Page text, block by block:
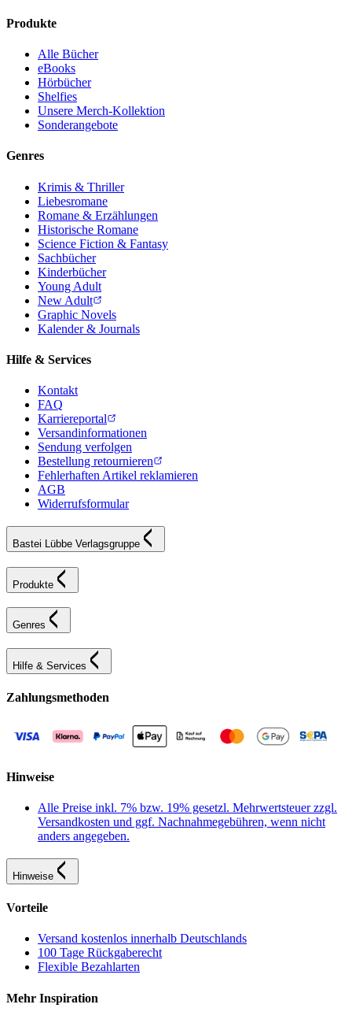
Produkte
Alle Bücher
eBooks
Hörbücher
Shelfies
Unsere Merch-Kollektion
Sonderangebote
Genres
Krimis & Thriller
Liebesromane
Romane & Erzählungen
Historische Romane
Science Fiction & Fantasy
Sachbücher
Kinderbücher
Young Adult
New Adult
Graphic Novels
Kalender & Journals
Hilfe & Services
Kontakt
FAQ
Karriereportal
Versandinformationen
Sendung verfolgen
Bestellung retournieren
Fehlerhaften Artikel reklamieren
AGB
Widerrufsformular
Bastei Lübbe Verlagsgruppe
Produkte
Genres
Hilfe & Services
Zahlungsmethoden
Hinweise
Alle Preise inkl. 7% bzw. 19% gesetzl. Mehrwertsteuer zzgl.
Versandkosten und ggf. Nachnahmegebühren, wenn nicht
anders angegeben.
Hinweise
Vorteile
Versand kostenlos innerhalb Deutschlands
100 Tage Rückgaberecht
Flexible Bezahlarten
Mehr Inspiration